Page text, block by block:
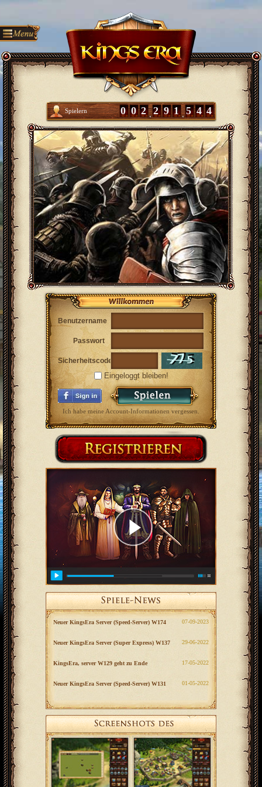
Spielern 0 0 2 2 9 1 5 4 4
Benutzername
Passwort
Sicherheitscode
Eingeloggt bleiben!
Ich habe meine Account-Informationen vergessen.
Neuer KingsEra Server (Speed-Server) W174 ‎07-09-2023
Neuer KingsEra Server (Super Express) W137 ‎29-06-2022
KingsEra, server W129 geht zu Ende ‎17-05-2022
Neuer KingsEra Server (Speed-Server) W131 ‎01-05-2022